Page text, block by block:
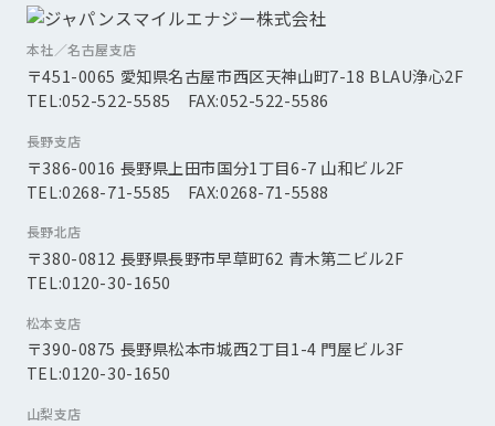
本社／名古屋支店
〒451-0065 愛知県名古屋市西区天神山町7-18 BLAU浄心2F
TEL:052-522-5585 FAX:052-522-5586
長野支店
〒386-0016 長野県上田市国分1丁目6-7 山和ビル2F
TEL:0268-71-5585 FAX:0268-71-5588
長野北店
〒380-0812 長野県長野市早草町62 青木第二ビル2F
TEL:0120-30-1650
松本支店
〒390-0875 長野県松本市城西2丁目1-4 門屋ビル3F
TEL:0120-30-1650
山梨支店